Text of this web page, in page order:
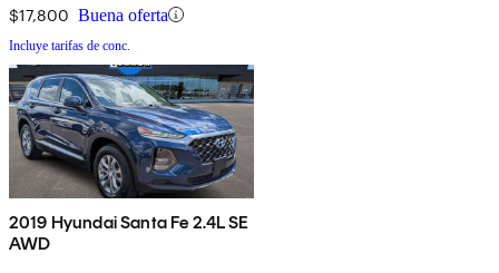
$17,800 Buena oferta
Incluye tarifas de conc.
2019 Hyundai Santa Fe 2.4L SE
AWD